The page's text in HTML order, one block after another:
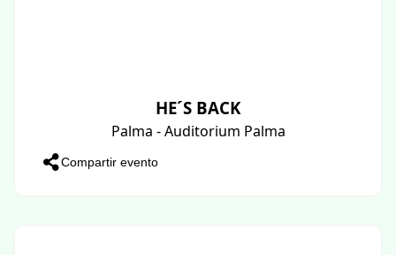
HE´S BACK
Palma - Auditorium Palma
Compartir evento